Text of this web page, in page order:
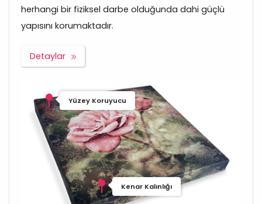
herhangi bir fiziksel darbe olduğunda dahi güçlü
yapısını korumaktadır.
Detaylar
Yüzey Koruyucu
Kenar Kalınlığı